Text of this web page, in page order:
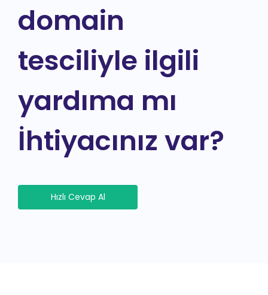
domain
tesciliyle ilgili
yardıma mı
İhtiyacınız var?
Hızlı Cevap Al